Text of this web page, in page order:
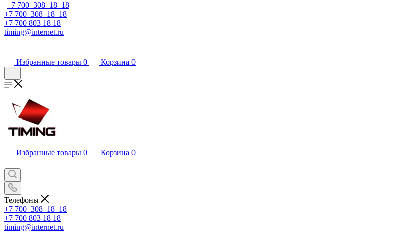
+7 700‒308‒18‒18
+7 700‒308‒18‒18
+7 700 803 18 18
timing@internet.ru
Избранные товары 0 Корзина 0
Избранные товары 0 Корзина 0
Телефоны
+7 700‒308‒18‒18
+7 700 803 18 18
timing@internet.ru